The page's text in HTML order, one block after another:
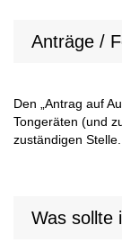
Anträge /
Den „Antrag auf
Tongeräten (und
zuständigen Stelle.
Was sollte